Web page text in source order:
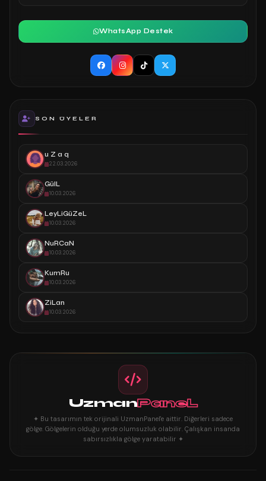
WhatsApp Destek
SON ÜYELER
u Z a q
22.03.2026
GülL
10.03.2026
LeyLiGüZeL
10.03.2026
NuRCaN
10.03.2026
KumRu
10.03.2026
ZiLan
10.03.2026
UzmanPaneL
✦ Bu tasarımın tek orijinali UzmanPanel'e aittir. Diğerleri sadece
gölge. Gölgelerin olduğu yerde olumsuzluk olabilir. Çalışkan insanda
sabırsızlıkla gölge yaratabilir ✦